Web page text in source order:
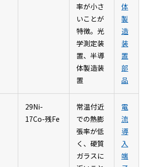
率が小さ
いことが
特徴。光
学測定装
置、半導
体製造装
置
体
製
造
装
置
部
品
29Ni-
17Co-残Fe
常温付近
での熱膨
張率が低
く、硬質
ガラスに
電
流
導
入
端